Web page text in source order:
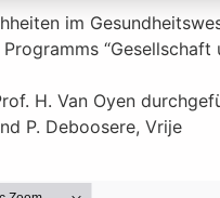
im
“Gesellschaft
H. Van Oyen
P. Deboosere, Vrije